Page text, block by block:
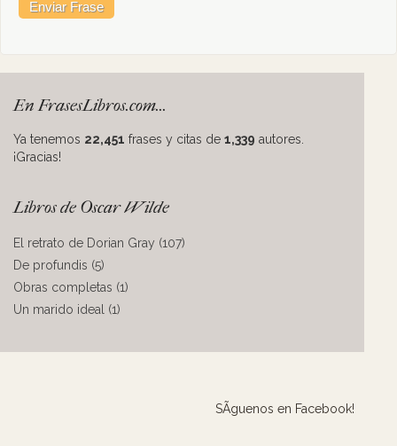
En FrasesLibros.com...
Ya tenemos 22,451 frases y citas de 1,339 autores.
¡Gracias!
Libros de Oscar Wilde
El retrato de Dorian Gray (107)
De profundis (5)
Obras completas (1)
Un marido ideal (1)
SÃ­guenos en Facebook!